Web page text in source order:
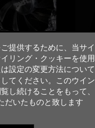
提供するために、当サイ
リング・クッキーを使用
設定の変更方法について
てください。このウイン
し続けることをもって、
だいたものと致します